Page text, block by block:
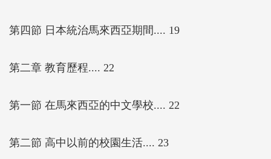
第四節 日本統治馬來西亞期間.... 19
第二章 教育歷程.... 22
第一節 在馬來西亞的中文學校.... 22
第二節 高中以前的校園生活.... 23